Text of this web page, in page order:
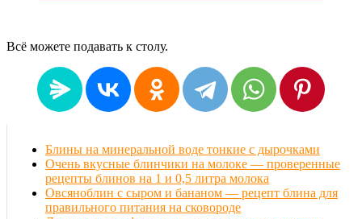
Всё можете подавать к столу.
Блины на минеральной воде тонкие с дырочками
Очень вкусные блинчики на молоке — проверенные
рецепты блинов на 1 и 0,5 литра молока
Овсяноблин с сыром и бананом — рецепт блина для
правильного питания на сковороде